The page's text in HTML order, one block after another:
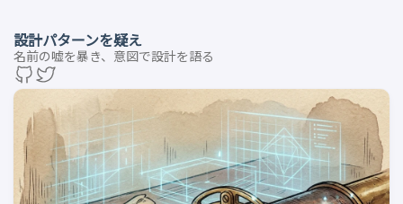
設計パターンを疑え
名前の嘘を暴き、意図で設計を語る